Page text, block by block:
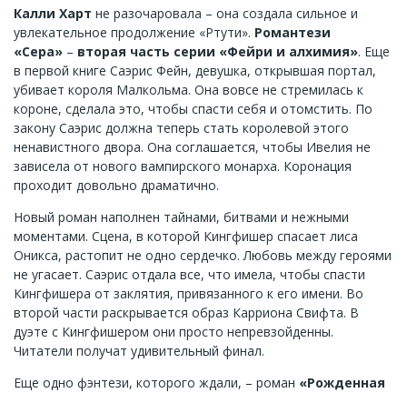
Калли Харт не разочаровала – она создала сильное и
увлекательное продолжение «Ртути». Романтези
«Сера» – вторая часть серии «Фейри и алхимия». Еще
в первой книге Саэрис Фейн, девушка, открывшая портал,
убивает короля Малкольма. Она вовсе не стремилась к
короне, сделала это, чтобы спасти себя и отомстить. По
закону Саэрис должна теперь стать королевой этого
ненавистного двора. Она соглашается, чтобы Ивелия не
зависела от нового вампирского монарха. Коронация
проходит довольно драматично.
Новый роман наполнен тайнами, битвами и нежными
моментами. Сцена, в которой Кингфишер спасает лиса
Оникса, растопит не одно сердечко. Любовь между героями
не угасает. Саэрис отдала все, что имела, чтобы спасти
Кингфишера от заклятия, привязанного к его имени. Во
второй части раскрывается образ Карриона Свифта. В
дуэте с Кингфишером они просто непревзойденны.
Читатели получат удивительный финал.
Еще одно фэнтези, которого ждали, – роман «Рожденная